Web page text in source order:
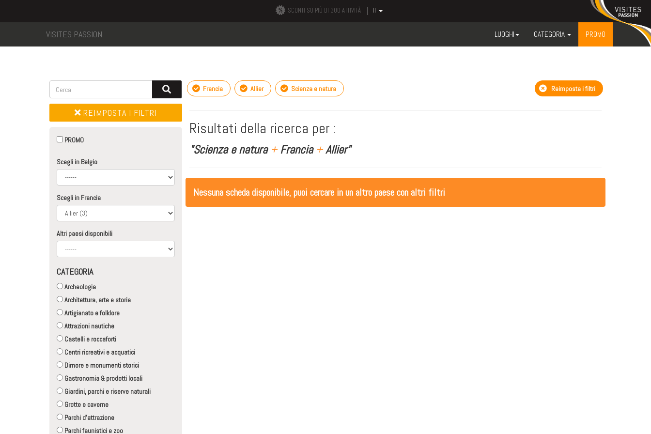
SCONTI SU PIÙ DI 300 ATTIVITÀ IT
VISITES PASSION LUOGHI CATEGORIA PROMO
REIMPOSTA I FILTRI
PROMO
Scegli in Belgio
Scegli in Francia
Altri paesi disponibili
CATEGORIA
Archeologia
Architettura, arte e storia
Artigianato e folklore
Attrazioni nautiche
Castelli e roccaforti
Centri ricreativi e acquatici
Dimore e monumenti storici
Gastronomia & prodotti locali
Giardini, parchi e riserve naturali
Grotte e caverne
Parchi d'attrazione
Parchi faunistici e zoo
Francia Allier Scienza e natura Reimposta i filtri
Risultati della ricerca per :
"Scienza e natura +Francia +Allier"
Nessuna scheda disponibile, puoi cercare in un altro paese con altri filtri